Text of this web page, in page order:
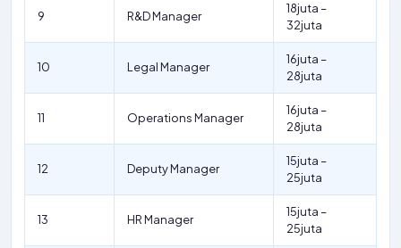
9 R&D Manager
18juta –
32juta
10 Legal Manager
16juta –
28juta
11 Operations Manager
16juta –
28juta
12 Deputy Manager
15juta –
25juta
13 HR Manager
15juta –
25juta